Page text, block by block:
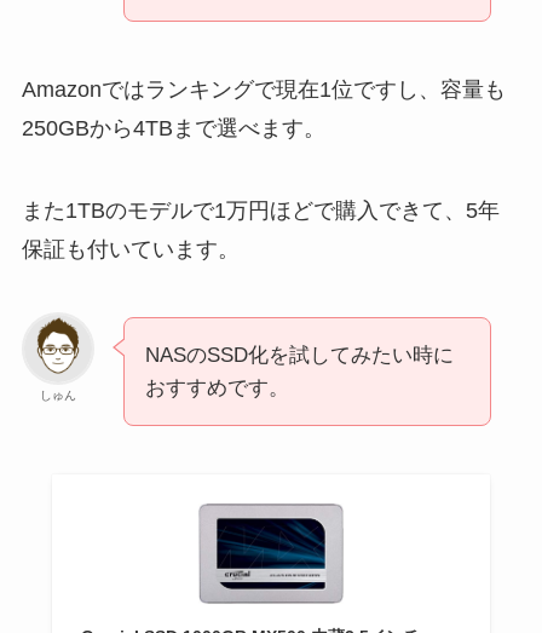
Amazonではランキングで現在1位ですし、容量も
250GBから4TBまで選べます。
また1TBのモデルで1万円ほどで購入できて、5年
保証も付いています。
しゅん
NASのSSD化を試してみたい時に
おすすめです。